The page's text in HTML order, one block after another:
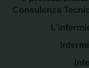
Consulenza